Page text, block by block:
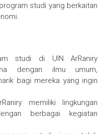
studi yang berkaitan
studi di UIN ArRaniry
dengan ilmu umum,
bagi mereka yang ingin
memiliki lingkungan
berbagai kegiatan